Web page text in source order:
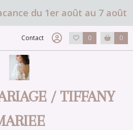
du 1er août au 7 août
Contact 0 0
/ TIFFANY